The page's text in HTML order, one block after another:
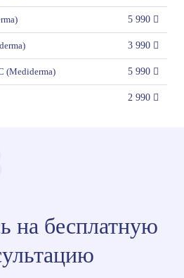
5 990
3 990
(Mediderma) 5 990
2 990
на бесплатную